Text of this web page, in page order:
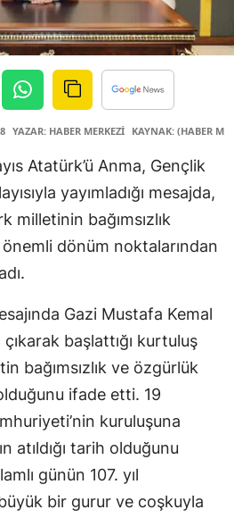
YAZAR: HABER MERKEZİ KAYNAK: (HABER
Atatürk’ü Anma, Gençlik
yayımladığı mesajda,
milletinin bağımsızlık
dönüm noktalarından
Gazi Mustafa Kemal
çıkarak başlattığı kurtuluş
bağımsızlık ve özgürlük
ifade etti. 19
kuruluşuna
atıldığı tarih olduğunu
günün 107. yıl
bir gurur ve coşkuyla